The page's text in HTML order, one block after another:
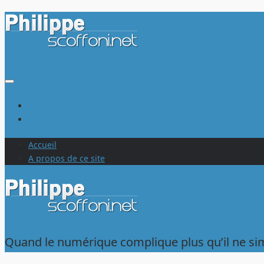
Au
dessous
contenu
Accueil
A propos de ce site
Quand le numérique complique plus qu’il ne